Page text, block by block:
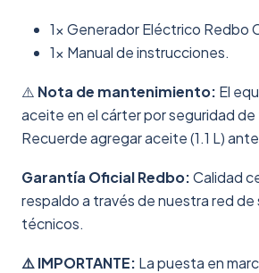
1x Generador Eléctrico Redbo
1x Manual de instrucciones.
⚠️ Nota de mantenimiento: El
aceite en el cárter por seguridad
Recuerde agregar aceite (1.1 L)
Garantía Oficial Redbo:Calidad
respaldo a través de nuestra red de
técnicos.
⚠️ IMPORTANTE: La puesta en